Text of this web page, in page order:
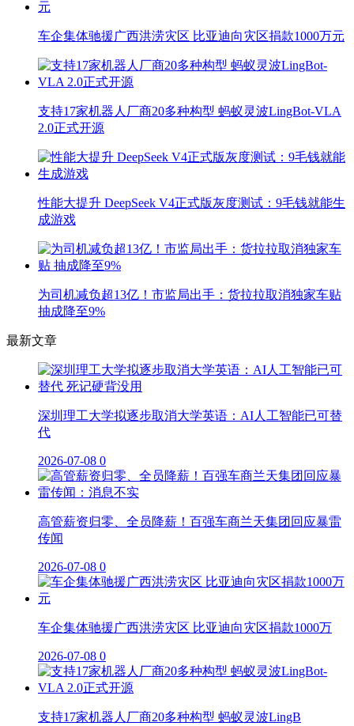
车企集体驰援广西洪涝灾区 比亚迪向灾区捐款1000万元
支持17家机器人厂商20多种构型 蚂蚁灵波LingBot-VLA
2.0正式开源
性能大提升 DeepSeek V4正式版灰度测试：9毛钱就能生
成游戏
为司机减负超13亿！市监局出手：货拉拉取消独家车贴
抽成降至9%
最新文章
深圳理工大学拟逐步取消大学英语：AI人工智能已可替
代
2026-07-08 0
高管薪资归零、全员降薪！百强车商兰天集团回应暴雷
传闻
2026-07-08 0
车企集体驰援广西洪涝灾区 比亚迪向灾区捐款1000万
2026-07-08 0
支持17家机器人厂商20多种构型 蚂蚁灵波LingB